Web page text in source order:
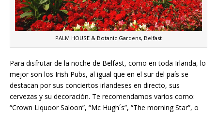
PALM HOUSE & Botanic Gardens, Belfast
Para disfrutar de la noche de Belfast, como en toda Irlanda, lo
mejor son los Irish Pubs, al igual que en el sur del país se
destacan por sus conciertos irlandeses en directo, sus
cervezas y su decoración. Te recomendamos varios como:
“Crown Liquoor Saloon”, “Mc Hugh´s”, “The morning Star”, o